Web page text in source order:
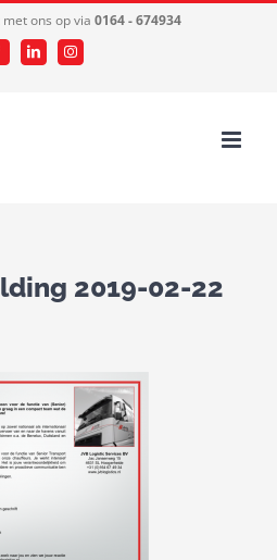
ons op via 0164 - 674934
FacebookLinkedInInstagram
2019-02-22